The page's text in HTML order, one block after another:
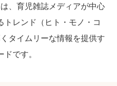
、育児雑誌メディアが中心
トレンド（ヒト・モノ・コ
タイムリーな情報を提供す
ドです。